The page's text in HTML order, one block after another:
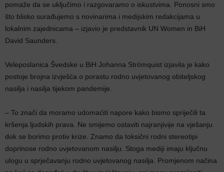
pomaže da se uključimo i razgovaramo o iskustvima. Ponosni smo
što blisko surađujemo s novinarima i medijskim redakcijama u
lokalnim zajednicama – izjavio je predstavnik UN Women in BiH
David Saunders.
Veleposlanica Švedske u BiH Johanna Strömquist izjavila je kako
postoje brojna izvješća o porastu rodno uvjetovanog obiteljskog
nasilja i nasilja tijekom pandemije.
– To znači da moramo udomaćiti napore kako bismo spriječili ta
kršenja ljudskih prava. Ne smijemo ostaviti najranjivije na vješanju
dok se borimo protiv krize. Znamo da toksični rodni stereotipi
doprinose rodno uvjetovanom nasilju. Stoga mediji imaju ključnu
ulogu u sprječavanju rodno uvjetovanog nasilja. Promjenom načina